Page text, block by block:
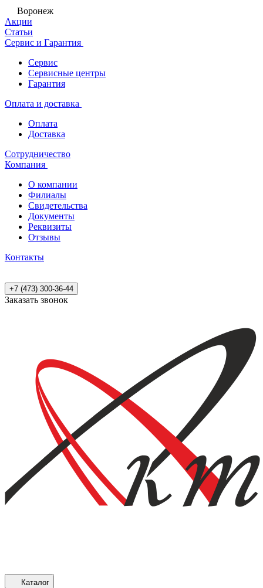
Воронеж
Акции
Статьи
Сервис и Гарантия
Сервис
Сервисные центры
Гарантия
Оплата и доставка
Оплата
Доставка
Сотрудничество
Компания
О компании
Филиалы
Свидетельства
Документы
Реквизиты
Отзывы
Контакты
+7 (473) 300-36-44
Заказать звонок
Каталог